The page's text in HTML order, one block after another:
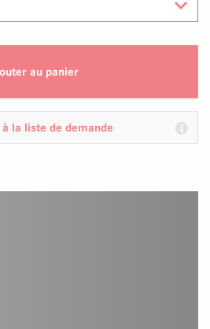
au panier
la liste de demande